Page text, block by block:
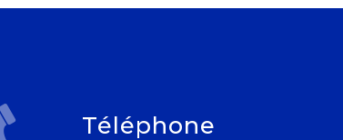
Téléphone